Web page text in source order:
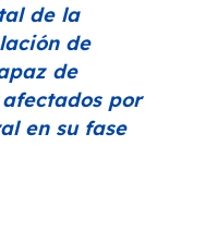
de la
de
de
por
en su fase